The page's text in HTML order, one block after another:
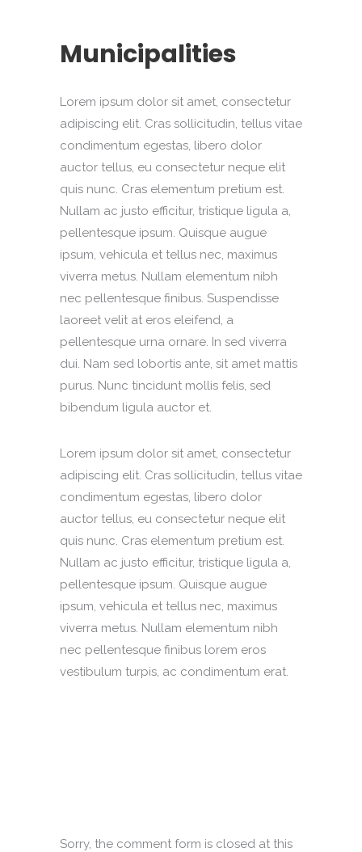
Municipalities
Lorem ipsum dolor sit amet, consectetur
adipiscing elit. Cras sollicitudin, tellus vitae
condimentum egestas, libero dolor
auctor tellus, eu consectetur neque elit
quis nunc. Cras elementum pretium est.
Nullam ac justo efficitur, tristique ligula a,
pellentesque ipsum. Quisque augue
ipsum, vehicula et tellus nec, maximus
viverra metus. Nullam elementum nibh
nec pellentesque finibus. Suspendisse
laoreet velit at eros eleifend, a
pellentesque urna ornare. In sed viverra
dui. Nam sed lobortis ante, sit amet mattis
purus. Nunc tincidunt mollis felis, sed
bibendum ligula auctor et.
Lorem ipsum dolor sit amet, consectetur
adipiscing elit. Cras sollicitudin, tellus vitae
condimentum egestas, libero dolor
auctor tellus, eu consectetur neque elit
quis nunc. Cras elementum pretium est.
Nullam ac justo efficitur, tristique ligula a,
pellentesque ipsum. Quisque augue
ipsum, vehicula et tellus nec, maximus
viverra metus. Nullam elementum nibh
nec pellentesque finibus lorem eros
vestibulum turpis, ac condimentum erat.
Sorry, the comment form is closed at this